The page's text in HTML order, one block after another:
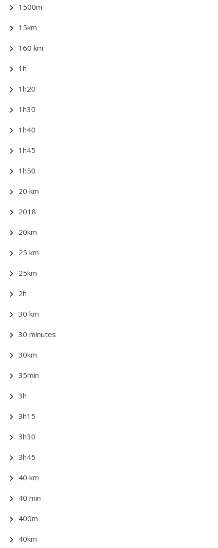
1500m
15km
160 km
1h
1h20
1h30
1h40
1h45
1h50
20 km
2018
20km
25 km
25km
2h
30 km
30 minutes
30km
35min
3h
3h15
3h30
3h45
40 km
40 min
400m
40km